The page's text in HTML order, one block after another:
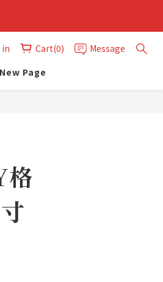
in Cart(0)
Message
New Page
格